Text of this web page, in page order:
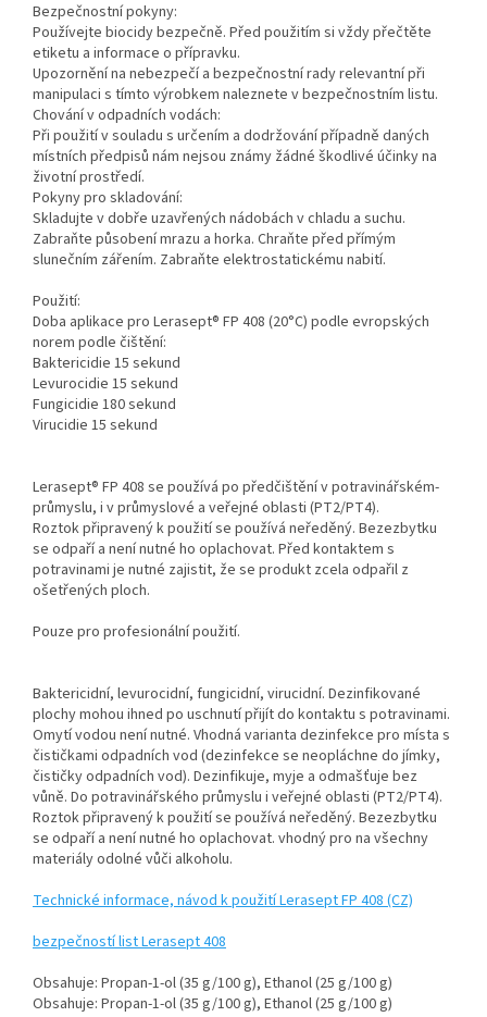
Bezpečnostní pokyny:
Používejte biocidy bezpečně. Před použitím si vždy přečtěte
etiketu a informace o přípravku.
Upozornění na nebezpečí a bezpečnostní rady relevantní při
manipulaci s tímto výrobkem naleznete v bezpečnostním listu.
Chování v odpadních vodách:
Při použití v souladu s určením a dodržování případně daných
místních předpisů nám nejsou známy žádné škodlivé účinky na
životní prostředí.
Pokyny pro skladování:
Skladujte v dobře uzavřených nádobách v chladu a suchu.
Zabraňte působení mrazu a horka. Chraňte před přímým
slunečním zářením. Zabraňte elektrostatickému nabití.
Použití:
Doba aplikace pro Lerasept® FP 408 (20°C) podle evropských
norem podle čištění:
Baktericidie 15 sekund
Levurocidie 15 sekund
Fungicidie 180 sekund
Virucidie 15 sekund
Lerasept® FP 408 se používá po předčištění v potravinářském-
průmyslu, i v průmyslové a veřejné oblasti (PT2/PT4).
Roztok připravený k použití se používá neředěný. Bezezbytku
se odpaří a není nutné ho oplachovat. Před kontaktem s
potravinami je nutné zajistit, že se produkt zcela odpařil z
ošetřených ploch.
Pouze pro profesionální použití.
Baktericidní, levurocidní, fungicidní, virucidní. Dezinfikované
plochy mohou ihned po uschnutí přijít do kontaktu s potravinami.
Omytí vodou není nutné. Vhodná varianta dezinfekce pro místa s
čističkami odpadních vod (dezinfekce se neopláchne do jímky,
čističky odpadních vod). Dezinfikuje, myje a odmašťuje bez
vůně. Do potravinářského průmyslu i veřejné oblasti (PT2/PT4).
Roztok připravený k použití se používá neředěný. Bezezbytku
se odpaří a není nutné ho oplachovat. vhodný pro na všechny
materiály odolné vůči alkoholu.
Technické informace, návod k použití Lerasept FP 408 (CZ)
bezpečností list Lerasept 408
Obsahuje: Propan-1-ol (35 g/100 g), Ethanol (25 g/100 g)
Obsahuje: Propan-1-ol (35 g/100 g), Ethanol (25 g/100 g)